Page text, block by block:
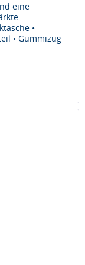
eine
•
• Gummizug